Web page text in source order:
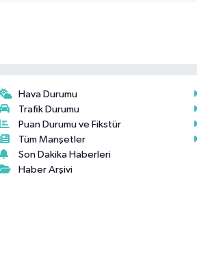
Hava Durumu
Trafik Durumu
Puan Durumu ve Fikstür
Tüm Manşetler
Son Dakika Haberleri
Haber Arşivi